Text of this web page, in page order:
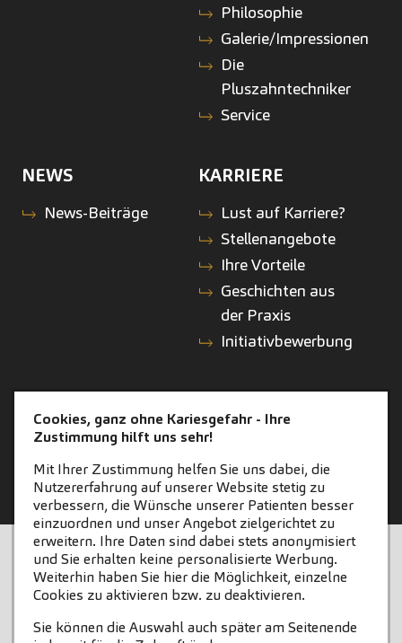
Philosophie
Galerie/Impressionen
Die
Pluszahntechniker
Service
NEWS
News-Beiträge
KARRIERE
Lust auf Karriere?
Stellenangebote
Ihre Vorteile
Geschichten aus
der Praxis
Initiativbewerbung
Kontakt
STARTSEITE
KONTAKT
COOKIE-EINSTELLUNGEN
IMPRESSUM
DATENSCHUTZ
Cookies, ganz ohne Kariesgefahr - Ihre
Zustimmung hilft uns sehr!
Mit Ihrer Zustimmung helfen Sie uns dabei, die
Nutzererfahrung auf unserer Website stetig zu
verbessern, die Wünsche unserer Patienten besser
einzuordnen und unser Angebot zielgerichtet zu
erweitern. Ihre Daten sind dabei stets anonymisiert
und Sie erhalten keine personalisierte Werbung.
Weiterhin haben Sie hier die Möglichkeit, einzelne
Cookies zu aktivieren bzw. zu deaktivieren.
Sie können die Auswahl auch später am Seitenende